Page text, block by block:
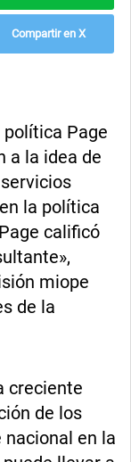
Compartir en X
política Page
a la idea de
la política
calificó
miope
de la
creciente
de los
en la